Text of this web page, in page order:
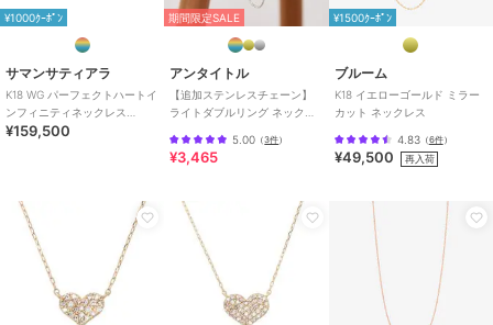
¥1000ｸｰﾎﾟﾝ
サマンサティアラ
K18 WG パーフェクトハートイ
ンフィニティネックレス
（中）
¥159,500
期間限定SALE
アンタイトル
【追加ステンレスチェーン】
ライトダブルリング ネックレ
5.00 （3件）
¥3,465
¥1500ｸｰﾎﾟﾝ
ブルーム
K18 イエローゴールド ミラー
カット ネックレス
4.83（6件）
¥49,500 再入荷